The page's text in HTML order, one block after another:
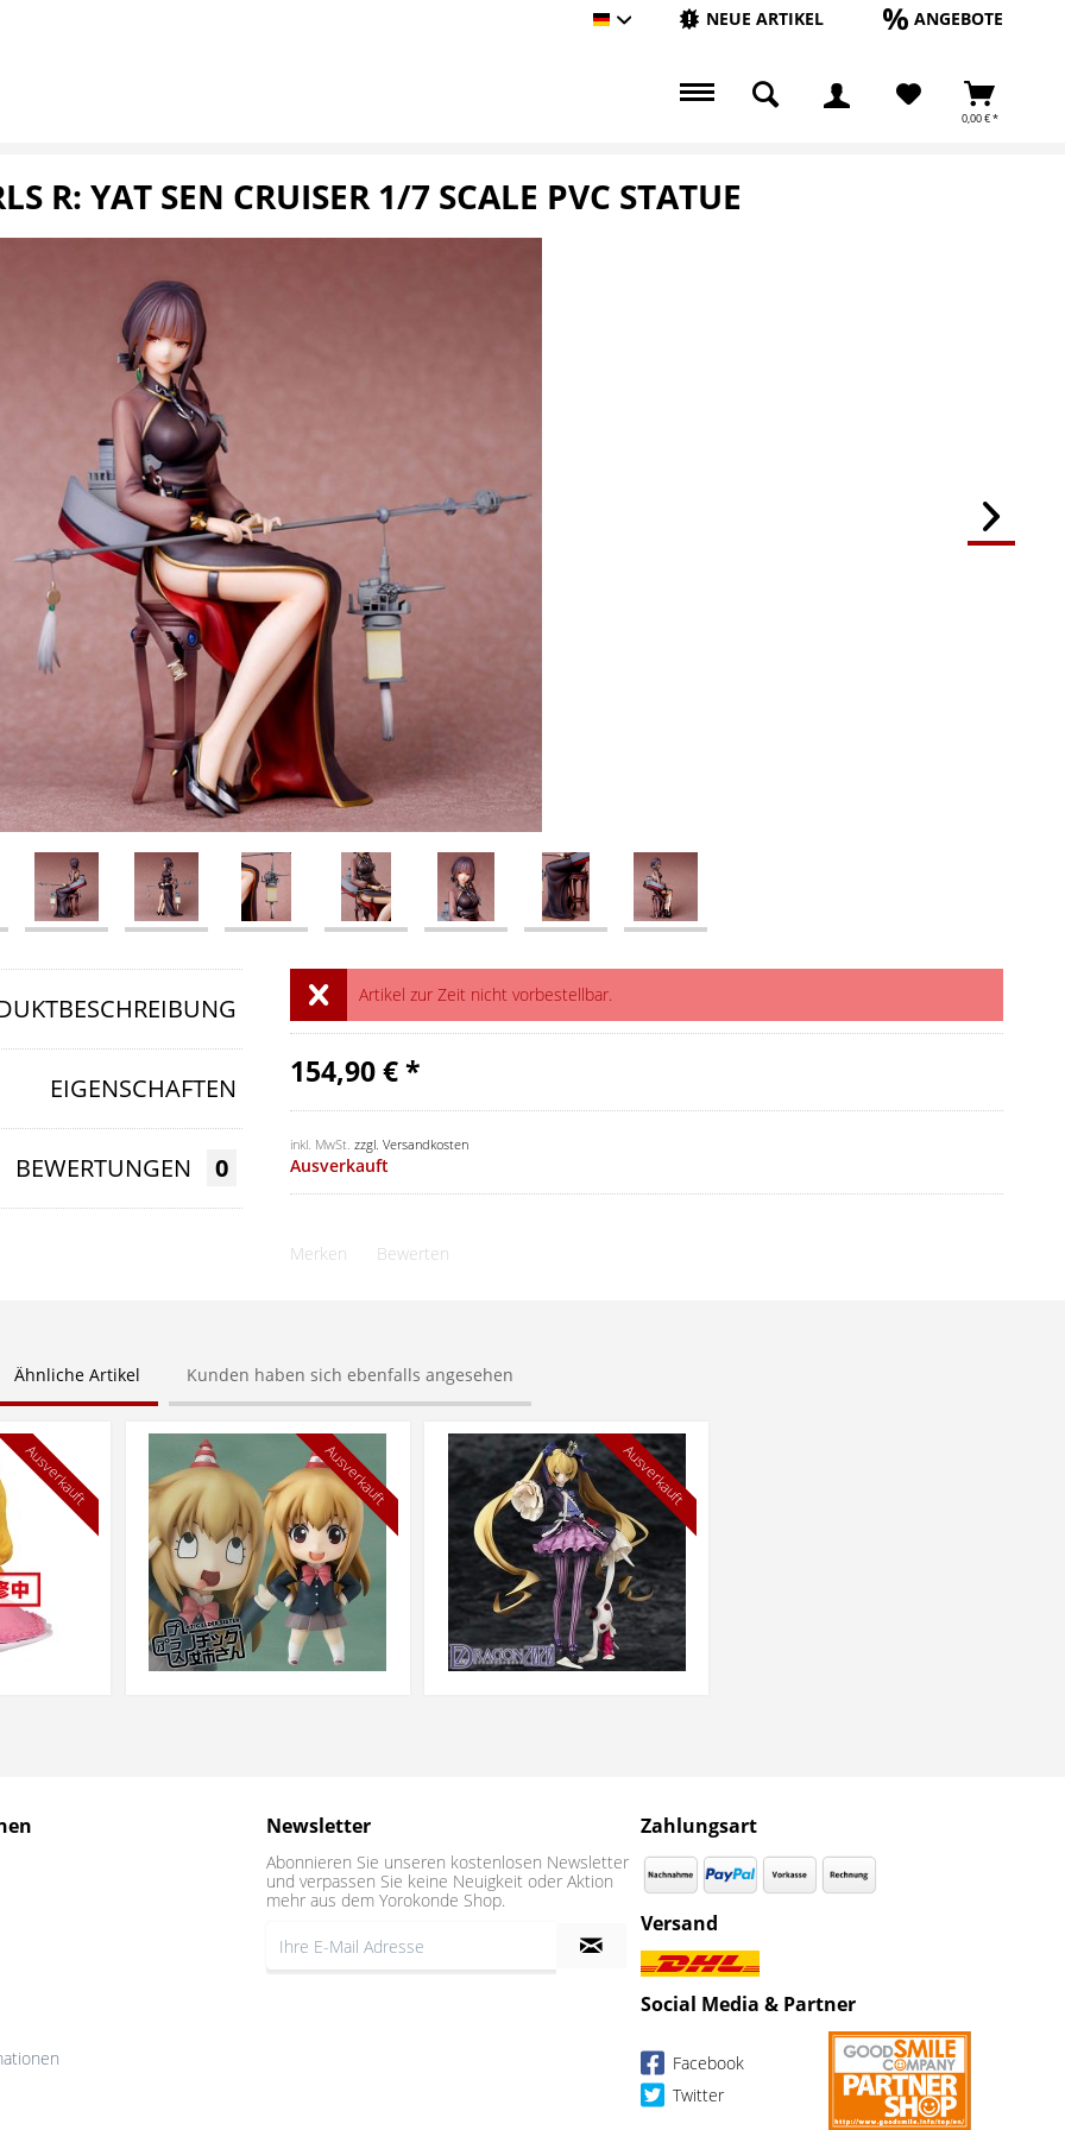
Hauptshop DeutschNEUE ARTIKEL ANGEBOTE
0,00 € *
R: YAT SEN CRUISER 1/7 SCALE PVC STATUE
Artikel zur Zeit nicht vorbestellbar.
154,90 € *
inkl. MwSt. zzgl. Versandkosten
Ausverkauft
Merken Bewerten
EIGENSCHAFTEN
BEWERTUNGEN 0
Ähnliche Artikel Kunden haben sich ebenfalls angesehen
Ausverkauft Ausverkauft Ausverkauft
Newsletter
Abonnieren Sie unseren kostenlosen Newsletter
und verpassen Sie keine Neuigkeit oder Aktion
mehr aus dem Yorokonde Shop.
Zahlungsart
Versand
Social Media & Partner
Facebook
Twitter